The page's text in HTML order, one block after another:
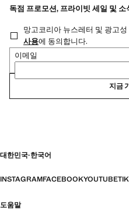
독점 프로모션, 프라이빗 세일 및 소
망고코리아 뉴스레터 및 광고
사용에 동의합니다.
이메일
지금
대한민국·한국어
INSTAGRAMFACEBOOKYOUTUBE
도움말